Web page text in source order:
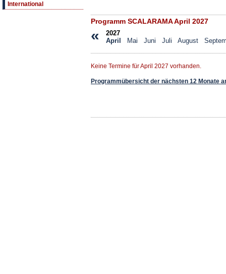
International
Programm SCALARAMA April 2027
«
2027
April
Mai Juni Juli August
Keine Termine für April 2027 vorhanden.
Programmübersicht der nächsten 12 Monate